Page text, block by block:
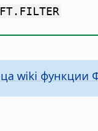
wiki функции